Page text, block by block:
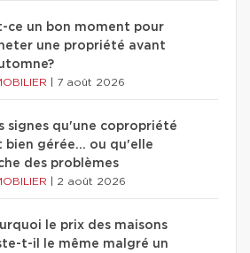
ce un bon moment pour
une propriété avant
7 août 2026
signes qu'une copropriété
bien gérée… ou qu'elle
des problèmes
2 août 2026
le prix des maisons
t-il le même malgré un